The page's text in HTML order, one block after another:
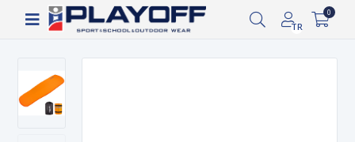
1.000 TL ve üzeri ücretsiz kargo!
TR
0